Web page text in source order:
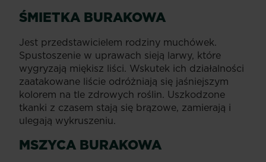
ŚMIETKA BURAKOWA
Jest przedstawicielem rodziny muchówek.
Spustoszenie w uprawach sieją larwy, które
wygryzają miękisz liści. Wskutek ich działalności
zaatakowane liście odróżniają się jaśniejszym
kolorem na tle zdrowych roślin. Uszkodzone
tkanki z czasem stają się brązowe, zamierają i
ulegają wykruszeniu.
MSZYCA BURAKOWA